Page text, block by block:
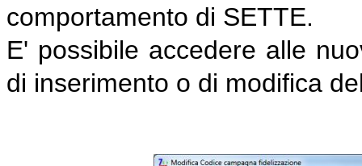
comportamento di SETTE.
E' possibile accedere alle
di inserimento o di modifica